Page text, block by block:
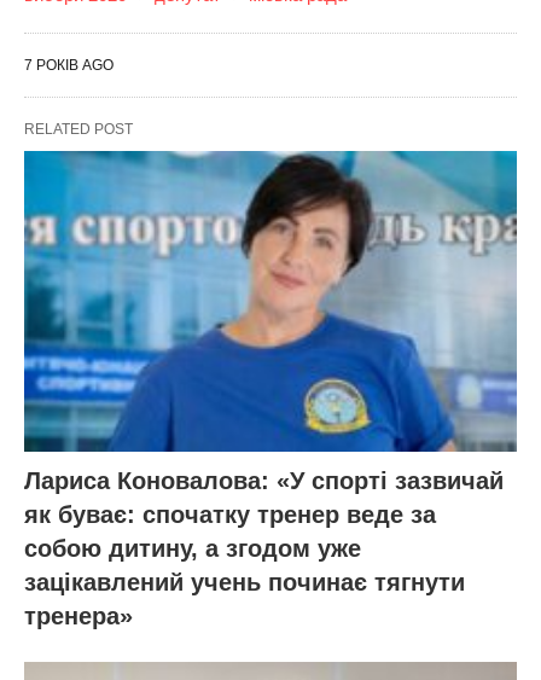
7 РОКІВ AGO
RELATED POST
Лариса Коновалова: «У спорті зазвичай
як буває: спочатку тренер веде за
собою дитину, а згодом уже
зацікавлений учень починає тягнути
тренера»